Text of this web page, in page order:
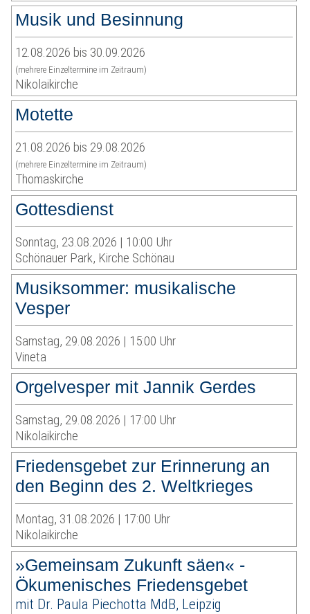
Musik und Besinnung
12.08.2026 bis 30.09.2026
(mehrere Einzeltermine im Zeitraum)
Nikolaikirche
Motette
21.08.2026 bis 29.08.2026
(mehrere Einzeltermine im Zeitraum)
Thomaskirche
Gottesdienst
Sonntag, 23.08.2026 | 10:00 Uhr
Schönauer Park, Kirche Schönau
Musiksommer: musikalische
Vesper
Samstag, 29.08.2026 | 15:00 Uhr
Vineta
Orgelvesper mit Jannik Gerdes
Samstag, 29.08.2026 | 17:00 Uhr
Nikolaikirche
Friedensgebet zur Erinnerung an
den Beginn des 2. Weltkrieges
Montag, 31.08.2026 | 17:00 Uhr
Nikolaikirche
»Gemeinsam Zukunft säen« -
Ökumenisches Friedensgebet
mit Dr. Paula Piechotta MdB, Leipzig